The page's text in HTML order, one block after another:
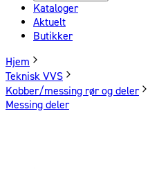
Kataloger
Aktuelt
Butikker
Hjem
Teknisk VVS
Kobber/messing rør og deler
Messing deler